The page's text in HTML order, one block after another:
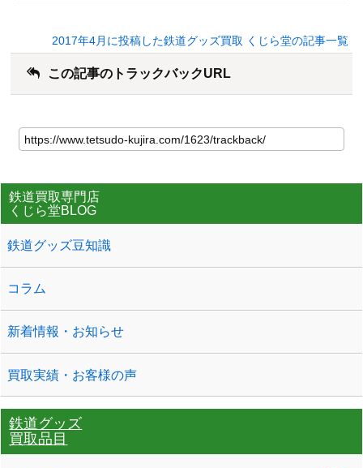
2017年4月に投稿した鉄道グッズ買取 くじら堂の記事一覧
この記事のトラックバックURL
鉄道買取専門店
くじら堂BLOG
鉄道グッズ豆知識
コラム
新着情報・お知らせ
買取実績・お客様の声
鉄道グッズ
買取品目